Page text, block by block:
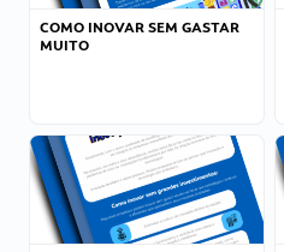
COMO INOVAR SEM GASTAR
MUITO